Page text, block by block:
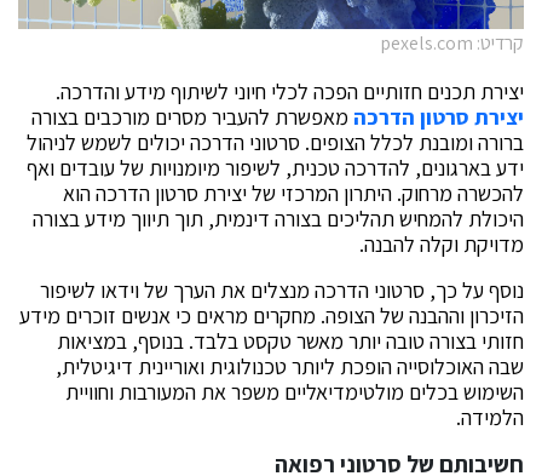
קרדיט: pexels.com
יצירת תכנים חזותיים הפכה לכלי חיוני לשיתוף מידע והדרכה.
יצירת סרטון הדרכה מאפשרת להעביר מסרים מורכבים בצורה
ברורה ומובנת לכלל הצופים. סרטוני הדרכה יכולים לשמש לניהול
ידע בארגונים, להדרכה טכנית, לשיפור מיומנויות של עובדים ואף
להכשרה מרחוק. היתרון המרכזי שליצירת סרטון הדרכההוא
היכולת להמחיש תהליכים בצורה דינמית, תוך תיווך מידע בצורה
מדויקת וקלה להבנה.
נוסף על כך, סרטוני הדרכה מנצלים את הערך של וידאו לשיפור
הזיכרון וההבנה של הצופה. מחקרים מראים כי אנשים זוכרים מידע
חזותי בצורה טובה יותר מאשר טקסט בלבד. בנוסף, במציאות
שבה האוכלוסייה הופכת ליותר טכנולוגית ואוריינית דיגיטלית,
השימוש בכלים מולטימדיאליים משפר את המעורבות וחוויית
הלמידה.
חשיבותם של סרטוני רפואה